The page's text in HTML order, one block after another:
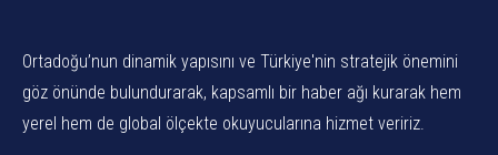
Ortadoğu’nun dinamik yapısını ve Türkiye'nin stratejik önemini
göz önünde bulundurarak, kapsamlı bir haber ağı kurarak hem
yerel hem de global ölçekte okuyucularına hizmet veririz.